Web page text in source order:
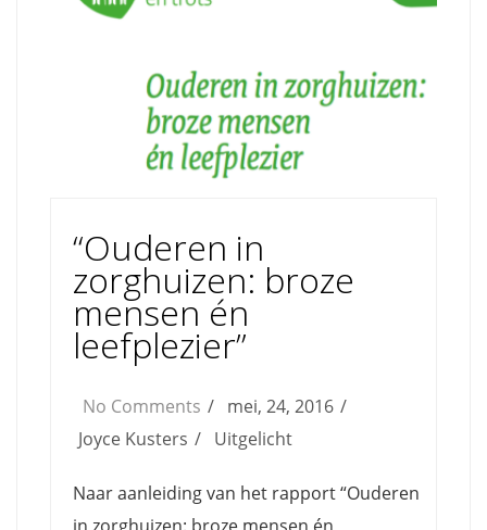
“Ouderen in
zorghuizen: broze
mensen én
leefplezier”
No Comments
mei, 24, 2016
Joyce Kusters
Uitgelicht
Naar aanleiding van het rapport “Ouderen